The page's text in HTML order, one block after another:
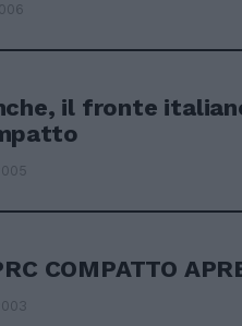
il fronte
COMPATTO